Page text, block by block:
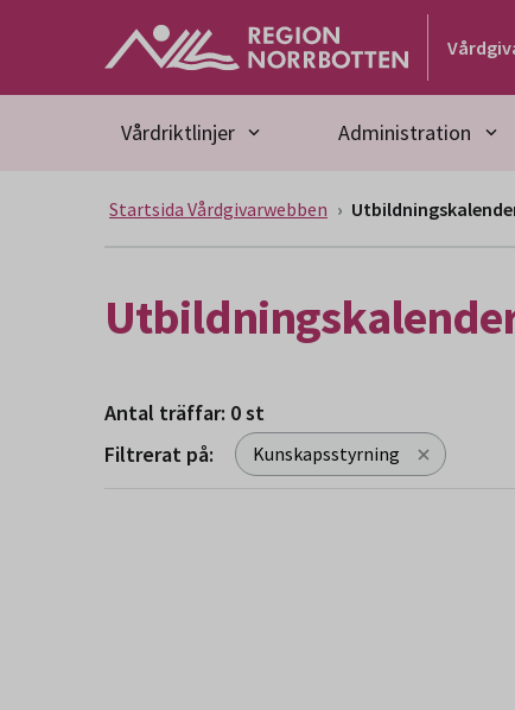
Gå till huvudmeny
Gå till övergripande innehåll
Vårdriktlinjer Administration
Startsida Vårdgivarwebben
Filtrerat på: Kunskapsstyrning
Antal träffar: 0 st